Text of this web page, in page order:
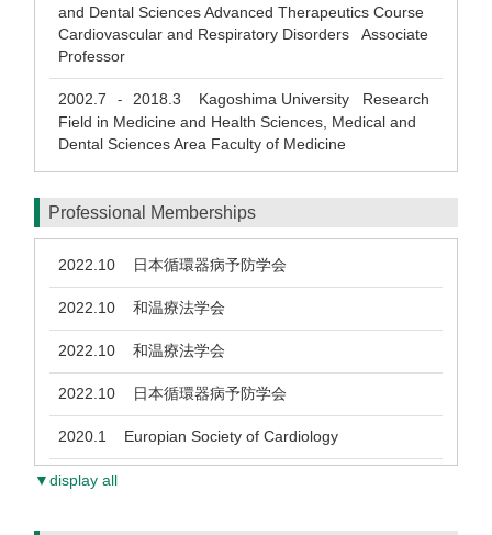
and Dental Sciences Advanced Therapeutics Course
Cardiovascular and Respiratory Disorders Associate
Professor
2002.7 - 2018.3 Kagoshima University Research
Field in Medicine and Health Sciences, Medical and
Dental Sciences Area Faculty of Medicine
Professional Memberships
2022.10 日本循環器病予防学会
2022.10 和温療法学会
2022.10 和温療法学会
2022.10 日本循環器病予防学会
2020.1 Europian Society of Cardiology
▼display all